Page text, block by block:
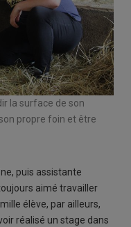
la surface de son
propre foin et être
puis assistante
aimé travailler
élève, par ailleurs,
réalisé un stage dans